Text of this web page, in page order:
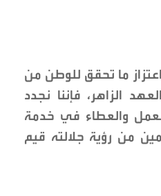
ما تحقق للوطن من
الزاهر، فإننا نجدد
والعطاء في خدمة
من رؤية جلالته قيم